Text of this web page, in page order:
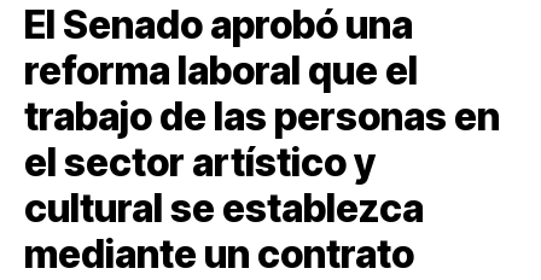
El Senado aprobó una
reforma laboral que el
trabajo de las personas en
el sector artístico y
cultural se establezca
mediante un contrato